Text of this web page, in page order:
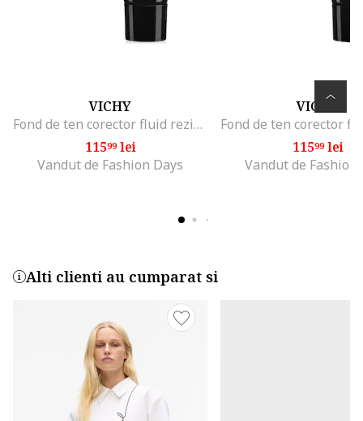
VICHY
Fond de ten corector fluid rezistenta 16h SPF 35 Dermablend pentru tenul normal sau uscat, 30 ml, Nude
11599lei
Vandut de Fashion Days
VICHY
11599lei
Vandut de Fashion
Alti clienti au cumparat si